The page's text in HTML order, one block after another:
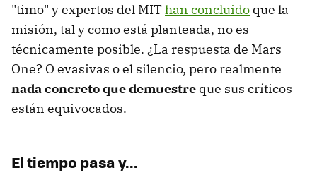
"timo" y expertos del MIThan concluido que la
misión, tal y como está planteada, no es
técnicamente posible. ¿La respuesta de Mars
One? O evasivas o el silencio, pero realmente
nada concreto que demuestre que sus críticos
están equivocados.
El tiempo pasa y...